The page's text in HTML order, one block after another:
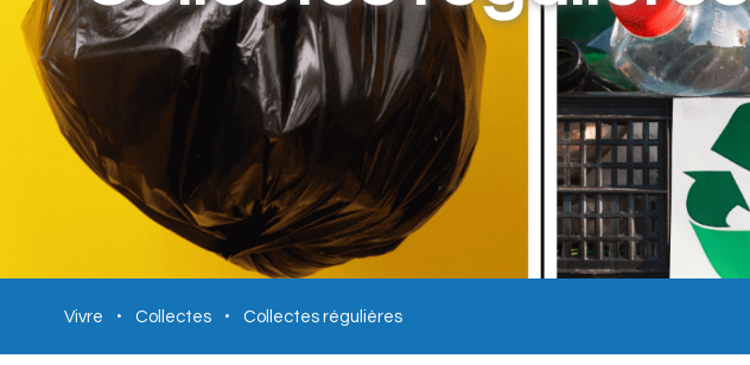
Vivre Collectes Collectes régulières